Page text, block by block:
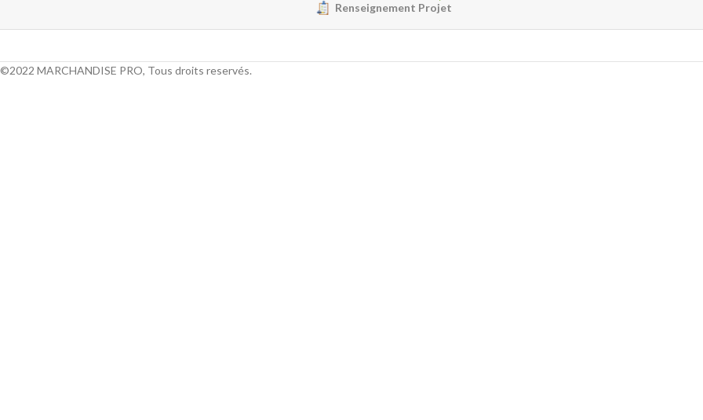
Renseignement Projet
©2022 MARCHANDISE PRO, Tous droits reservés.